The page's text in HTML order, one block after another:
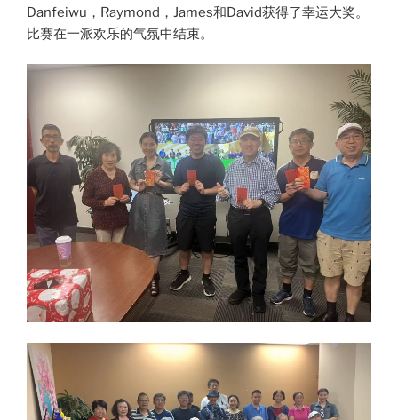
Danfeiwu，Raymond，James和David获得了幸运大奖。
比赛在一派欢乐的气氛中结束。